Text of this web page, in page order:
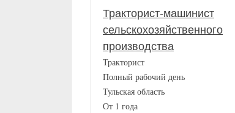
Тракторист-машинист
сельскохозяйственного
производства
Тракторист
Полный рабочий день
Тульская область
От 1 года